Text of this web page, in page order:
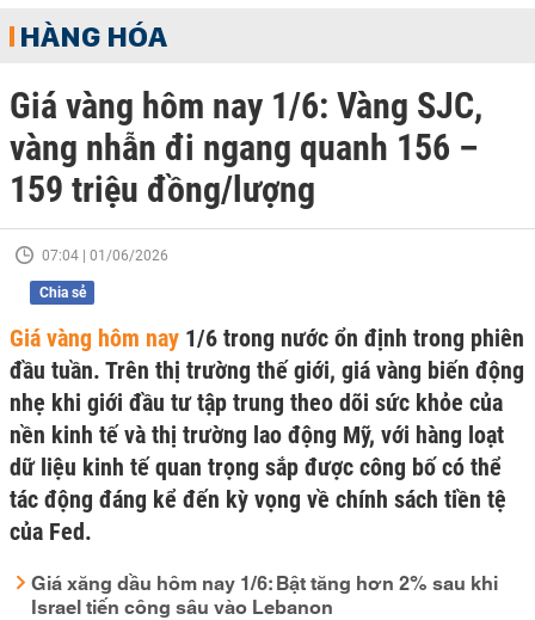
HÀNG HÓA
Giá vàng hôm nay 1/6: Vàng SJC,
vàng nhẫn đi ngang quanh 156 –
159 triệu đồng/lượng
07:04 | 01/06/2026
Chia sẻ
Giá vàng hôm nay 1/6 trong nước ổn định trong phiên
đầu tuần. Trên thị trường thế giới, giá vàng biến động
nhẹ khi giới đầu tư tập trung theo dõi sức khỏe của
nền kinh tế và thị trường lao động Mỹ, với hàng loạt
dữ liệu kinh tế quan trọng sắp được công bố có thể
tác động đáng kể đến kỳ vọng về chính sách tiền tệ
của Fed.
Giá xăng dầu hôm nay 1/6: Bật tăng hơn 2% sau khi
Israel tiến công sâu vào Lebanon